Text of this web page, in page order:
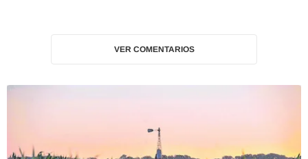
VER COMENTARIOS